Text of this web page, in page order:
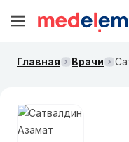
Главная Врачи